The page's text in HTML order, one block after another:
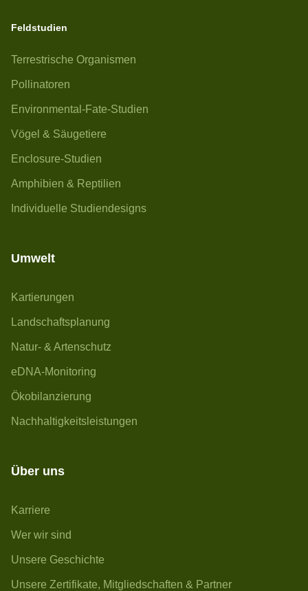
Feldstudien
Terrestrische Organismen
Pollinatoren
Environmental-Fate-Studien
Vögel & Säugetiere
Enclosure-Studien
Amphibien & Reptilien
Individuelle Studiendesigns
Umwelt
Kartierungen
Landschaftsplanung
Natur- & Artenschutz
eDNA-Monitoring
Ökobilanzierung
Nachhaltigkeitsleistungen
Über uns
Karriere
Wer wir sind
Unsere Geschichte
Unsere Zertifikate, Mitgliedschaften & Partner